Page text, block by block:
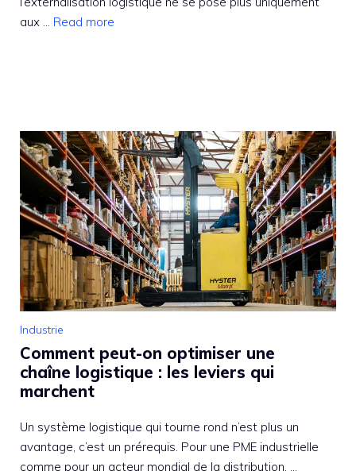
aux ... Read more
Industrie
Comment peut-on optimiser une
chaîne logistique : les leviers qui
marchent
Un système logistique qui tourne rond n’est plus un
avantage, c’est un prérequis. Pour une PME industrielle
comme pour un acteur mondial de la distribution, ...